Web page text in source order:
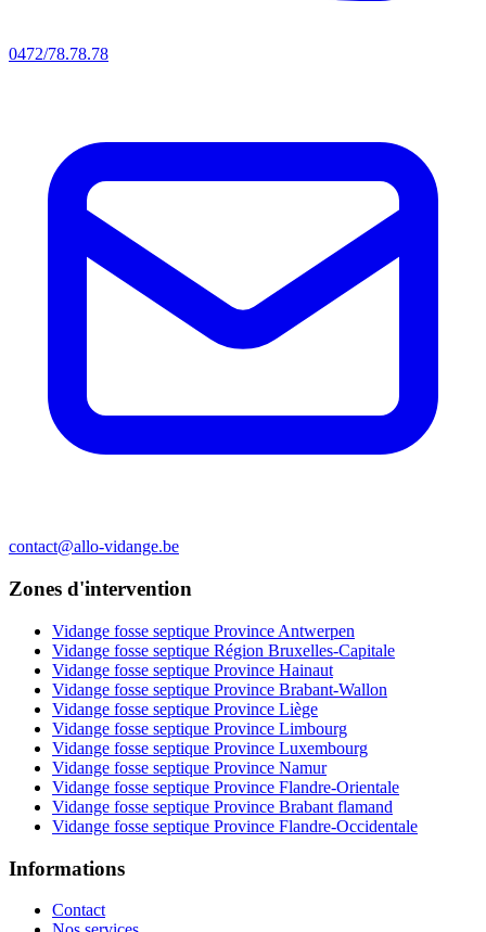
0472/78.78.78
contact@allo-vidange.be
Zones d'intervention
Vidange fosse septique Province Antwerpen
Vidange fosse septique Région Bruxelles-Capitale
Vidange fosse septique Province Hainaut
Vidange fosse septique Province Brabant-Wallon
Vidange fosse septique Province Liège
Vidange fosse septique Province Limbourg
Vidange fosse septique Province Luxembourg
Vidange fosse septique Province Namur
Vidange fosse septique Province Flandre-Orientale
Vidange fosse septique Province Brabant flamand
Vidange fosse septique Province Flandre-Occidentale
Informations
Contact